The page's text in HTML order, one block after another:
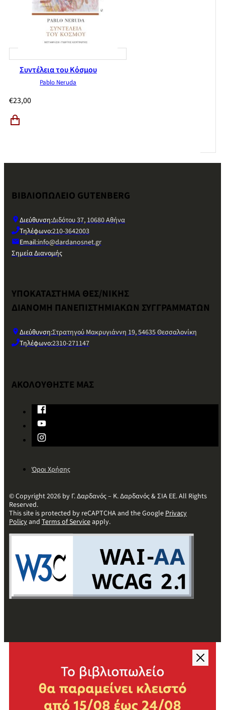
Συντέλεια του Κόσμου
Pablo Neruda
€23,00
ΒΙΒΛΙΟΠΩΛΕΙΟ GUTENBERG
Διεύθυνση:Διδότου 37, 10680 Αθήνα
Τηλέφωνο:210-3642003
Email:info@dardanosnet.gr
Σημεία Διανομής
ΥΠΟΚΑΤΑΣΤΗΜΑ ΘΕΣ/ΝΙΚΗΣ
ΔΙΑΝΟΜΗ ΠΑΝΕΠΙΣΤΗΜΙΑΚΩΝ ΣΥΓΓΡΑΜΜΑΤΩΝ
Διεύθυνση:Στρατηγού Μακρυγιάννη 19, 54635 Θεσσαλονίκη
Τηλέφωνο:2310-271147
ΑΚΟΛΟΥΘΗΣΤΕ ΜΑΣ
Όροι Χρήσης
© Copyright 2026 by Γ. Δαρδανός – Κ. Δαρδανός & ΣΙΑ ΕΕ. All Rights
Reserved.
This site is protected by reCAPTCHA and the GooglePrivacy
Policyand Terms of Serviceapply.